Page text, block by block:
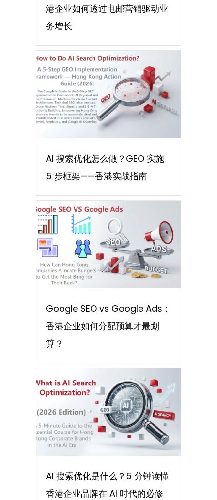
港企业如何透过电邮营销驱动业
务增长
AI 搜索优化怎么做？GEO 实施
5 步框架——香港实战指南
Google SEO vs Google Ads：
香港企业如何分配预算才最划
算？
AI 搜索优化是什么？5 分钟读懂
香港企业品牌在 AI 时代的必修